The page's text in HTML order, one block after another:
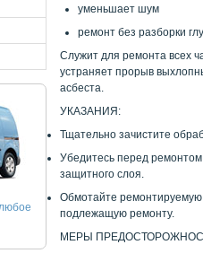
уменьшает шум
ремонт без разборки
Служит для ремонта всех
устраняет прорыв
асбеста.
УКАЗАНИЯ:
Тщательно зачистите
Убедитесь перед
защитного слоя.
Обмотайте ремонтируемую
подлежащую ремонту.
МЕРЫ